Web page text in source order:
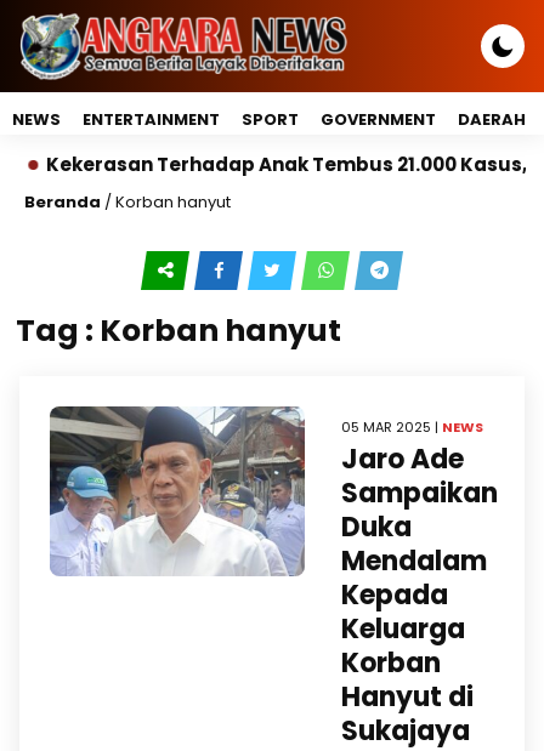
NEWS ENTERTAINMENT SPORT GOVERNMENT DAERAH
Kekerasan Terhadap Anak Tembus 21.000 Kasus,
Beranda /Korban hanyut
Tag : Korban hanyut
05 MAR 2025 | NEWS
Jaro Ade
Sampaikan
Duka
Mendalam
Kepada
Keluarga
Korban
Hanyut di
Sukajaya